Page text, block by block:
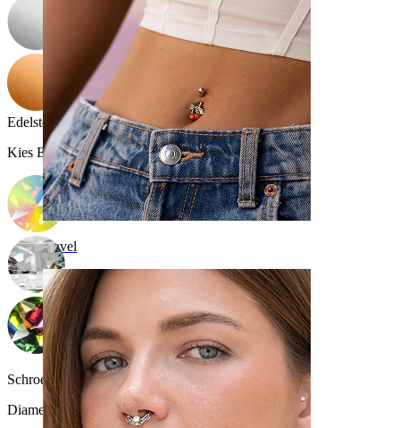
Navel
Edelsteen kleur:
Kies Edelsteen kleur
Schroefdraad dikte:1,2 mm
Diameter: